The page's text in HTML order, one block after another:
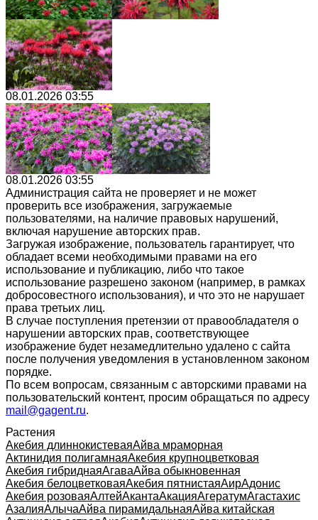
08.01.2026 03:55
08.01.2026 03:55
Администрация сайта не проверяет и не может
проверить все изображения, загружаемые
пользователями, на наличие правовых нарушений,
включая нарушение авторских прав.
Загружая изображение, пользователь гарантирует, что
обладает всеми необходимыми правами на его
использование и публикацию, либо что такое
использование разрешено законом (например, в рамках
добросовестного использования), и что это не нарушает
права третьих лиц.
В случае поступления претензии от правообладателя о
нарушении авторских прав, соответствующее
изображение будет незамедлительно удалено с сайта
после получения уведомления в установленном законом
порядке.
По всем вопросам, связанным с авторскими правами на
пользовательский контент, просим обращаться по адресу
mail@gagent.ru.
Растения
Акебия длиннокистеваяАйва мраморная
Актинидия полигамнаяАкебия крупноцветковая
Акебия гибриднаяАгаваАйва обыкновенная
Акебия белоцветковаяАкебия пятнистаяАирАдонис
Акебия розоваяАлтейАкантаАкацияАгератумАгастахис
АзалияАлычаАйва пирамидальнаяАйва китайская